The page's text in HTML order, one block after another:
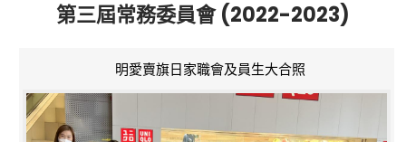
第三屆常務委員會 (2022-2023)
明愛賣旗日家職會及員生大合照